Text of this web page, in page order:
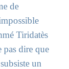
de
Tiridatès
pas dire que
un